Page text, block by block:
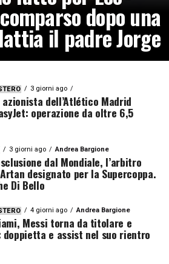
dopo una
il padre Jorge
3 giorni ago
dell’Atlético Madrid
operazione da oltre 6,5
3 giorni ago Andrea Bargione
dal Mondiale, l’arbitro
designato per la Supercoppa.
Di Bello
4 giorni ago Andrea Bargione
Messi torna da titolare e
doppietta e assist nel suo rientro